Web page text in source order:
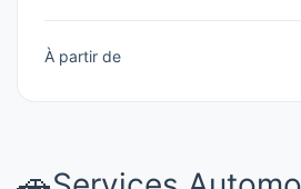
À partir de